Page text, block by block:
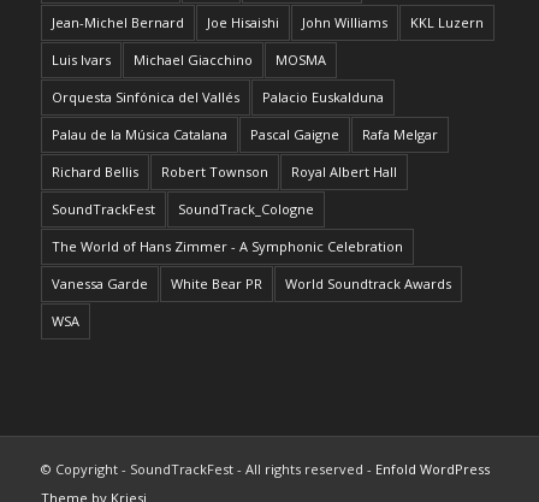
Jean-Michel Bernard Joe Hisaishi John Williams KKL Luzern
Luis Ivars Michael Giacchino MOSMA
Orquesta Sinfónica del Vallés Palacio Euskalduna
Palau de la Música Catalana Pascal Gaigne Rafa Melgar
Richard Bellis Robert Townson Royal Albert Hall
SoundTrackFest SoundTrack_Cologne
The World of Hans Zimmer - A Symphonic Celebration
Vanessa Garde White Bear PR World Soundtrack Awards
WSA
© Copyright - SoundTrackFest - All rights reserved - Enfold WordPress
Theme by Kriesi